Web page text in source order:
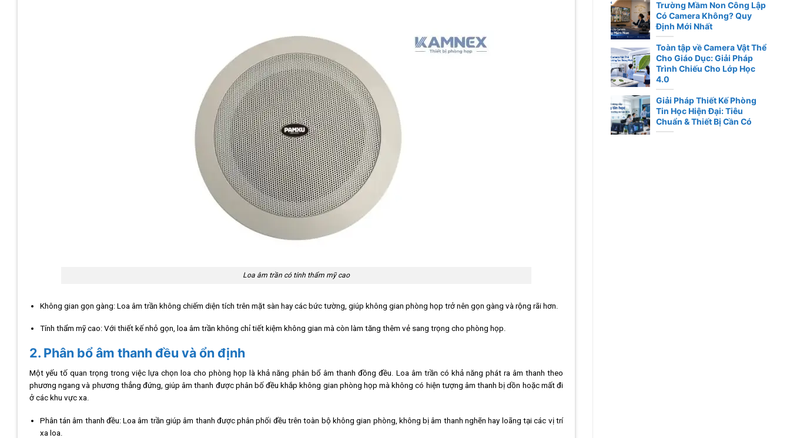
Loa âm trần có tính thẩm mỹ cao
Không gian gọn gàng: Loa âm trần không chiếm diện tích trên mặt sàn hay các bức tường, giúp không gian phòng họp trở nên gọn gàng và rộng rãi hơn.
Tính thẩm mỹ cao: Với thiết kế nhỏ gọn, loa âm trần không chỉ tiết kiệm không gian mà còn làm tăng thêm vẻ sang trọng cho phòng họp.
2. Phân bổ âm thanh đều và ổn định
Một yếu tố quan trọng trong việc lựa chọn loa cho phòng họp là khả năng phân bổ âm thanh đồng đều. Loa âm trần có khả năng phát ra âm thanh theo
phương ngang và phương thẳng đứng, giúp âm thanh được phân bố đều khắp không gian phòng họp mà không có hiện tượng âm thanh bị dồn hoặc mất đi
ở các khu vực xa.
Phân tán âm thanh đều: Loa âm trần giúp âm thanh được phân phối đều trên toàn bộ không gian phòng, không bị âm thanh nghẽn hay loãng tại các vị trí
xa loa.
Trường Mầm Non Công Lập
Có Camera Không? Quy
Định Mới Nhất
Toàn tập về Camera Vật Thể
Cho Giáo Dục: Giải Pháp
Trình Chiếu Cho Lớp Học
4.0
Giải Pháp Thiết Kế Phòng
Tin Học Hiện Đại: Tiêu
Chuẩn & Thiết Bị Cần Có